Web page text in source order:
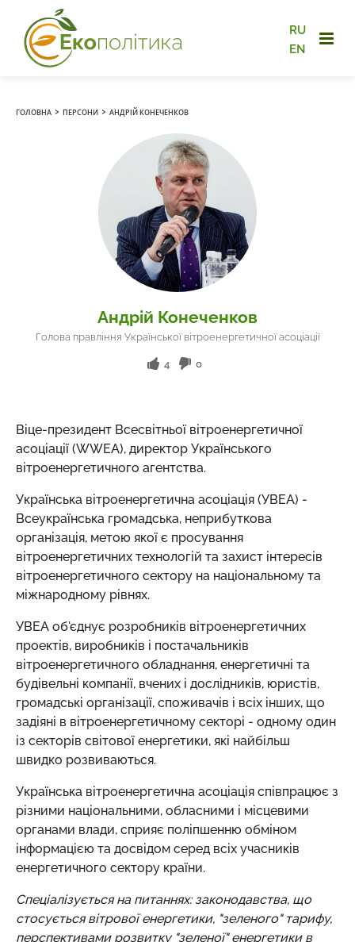
RU
EN
ГОЛОВНА › ПЕРСОНИ › АНДРІЙ КОНЕЧЕНКОВ
Андрій Конеченков
Голова правління Української вітроенергетичної асоціації
4 0
Віце-президент Всесвітньої вітроенергетичної
асоціації (WWEA), директор Українського
вітроенергетичного агентства.
Українська вітроенергетична асоціація (УВЕА) -
Всеукраїнська громадська, неприбуткова
організація, метою якої є просування
вітроенергетичних технологій та захист інтересів
вітроенергетичного сектору на національному та
міжнародному рівнях.
УВЕА об'єднує розробників вітроенергетичних
проектів, виробників і постачальників
вітроенергетичного обладнання, енергетичні та
будівельні компанії, вчених і дослідників, юристів,
громадські організації, споживачів і всіх інших, що
задіяні в вітроенергетичному секторі - одному один
із секторів світової енергетики, які найбільш
швидко розвиваються.
Українська вітроенергетична асоціація співпрацює з
різними національними, обласними і місцевими
органами влади, сприяє поліпшенню обміном
інформацією та досвідом серед всіх учасників
енергетичного сектору країни.
Спеціалізується на питаннях: законодавства, що
стосується вітрової енергетики, "зеленого" тарифу,
перспективами розвитку "зеленої" енергетики в